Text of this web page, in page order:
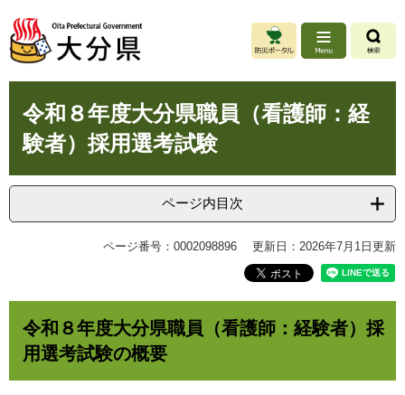
ジ
先
ュ
を
本
へ
令和８年度大分県職員（看護師：経
験者）採用選考試験
ページ内目次
ページ番号：0002098896 更新日：2026年7月1日更新
令和８年度大分県職員（看護師：経験者）採
用選考試験の概要